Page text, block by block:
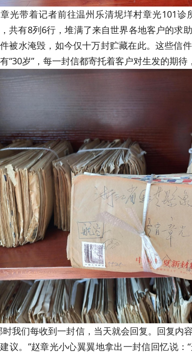
光带着记者前往温州乐清坭垟村章光101
共有8列6行，堆满了来自世界各地客户的求
被水淹毁，如今仅十万封贮藏在此。这些信
“30岁”，每一封信都寄托着客户对生发的期待
时我们每收到一封信，当天就会回复。回复内
议。”赵章光小心翼翼地拿出一封信回忆说